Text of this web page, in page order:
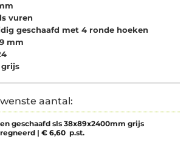
vuren
geschaafd met 4 ronde hoeken
mm
grijs
aantal:
grijs geïmpregneerd aantal
geschaafd sls 38x89x2400mm grijs
|€ 6,60 p.st.